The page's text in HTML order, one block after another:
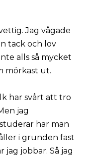
Jag vågade
tack och lov
alls så mycket
mörkast ut.
har svårt att tro
jag
har man
i grunden fast
jobbar. Så jag